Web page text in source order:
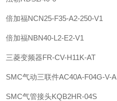
倍加福NCN25-F35-A2-250-V1
倍加福NBN40-L2-E2-V1
三菱变频器FR-CV-H11K-AT
SMC气动三联件AC40A-F04G-V-A
SMC气管接头KQB2HR-04S